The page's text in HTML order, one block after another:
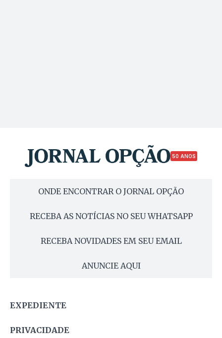
50 ANOS
ONDE ENCONTRAR O JORNAL OPÇÃO
RECEBA AS NOTÍCIAS NO SEU WHATSAPP
RECEBA NOVIDADES EM SEU EMAIL
ANUNCIE AQUI
EXPEDIENTE
PRIVACIDADE